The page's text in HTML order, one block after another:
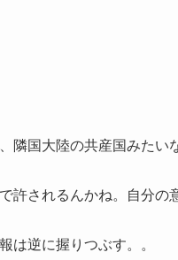
隣国大陸の共産国みた
許されるんかね。自分
は逆に握りつぶす。。